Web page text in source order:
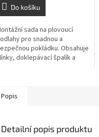
Do košíku
sada na plovoucí
pro snadnou a
pokládku. Obsahuje
doklepávací špalík a
Popis
Detailní popis produktu